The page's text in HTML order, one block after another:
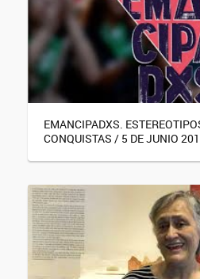
EMANCIPADXS.
CONQUISTAS / 5 DE JUNIO